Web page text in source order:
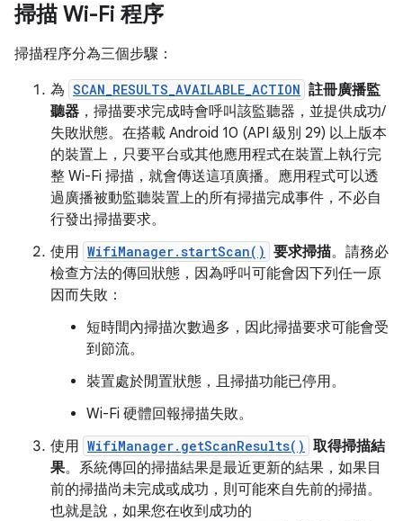
掃描 Wi-Fi 程序
掃描程序分為三個步驟：
為 SCAN_RESULTS_AVAILABLE_ACTION 註冊廣播監
聽器 ，掃描要求完成時會呼叫該監聽器，並提供成功/
失敗狀態。在搭載 Android 10 (API 級別 29) 以上版本
的裝置上，只要平台或其他應用程式在裝置上執行完
整 Wi-Fi 掃描，就會傳送這項廣播。應用程式可以透
過廣播被動監聽裝置上的所有掃描完成事件，不必自
行發出掃描要求。
使用 WifiManager.startScan() 要求掃描。請務必
檢查方法的傳回狀態，因為呼叫可能會因下列任一原
因而失敗：
短時間內掃描次數過多，因此掃描要求可能會受
到節流。
裝置處於閒置狀態，且掃描功能已停用。
Wi-Fi 硬體回報掃描失敗。
使用 WifiManager.getScanResults() 取得掃描結
果。系統傳回的掃描結果是最近更新的結果，如果目
前的掃描尚未完成或成功，則可能來自先前的掃描。
也就是說，如果您在收到成功的